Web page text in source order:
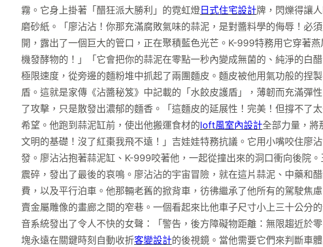
霧。它身上掛著「醋狂派大勝利」的霓虹燈 日式住宅設計牌，閃爍得讓
磨砂紙。「廖沾沾！你那充滿腐敗氣味的蒜泥，是對醬料學的侮辱！必
開，露出了一個巨大的管口，正在聚積藍色光芒。K-999特務用它穿著
機發酵物的！」「它會把你的蒜泥在零點一秒內變成無菌的、純淨的白
極限速度，從旁邊的麵粉堆中抓起了兩團麵皮。麵皮被他用氣功般的捏
盾。這就是家傳《沾醬秘笈》中記載的「水餃皮護盾」，薄韌而充滿彈
了攻擊，只是散發出濃郁的麵香。「這麵皮的延展性！完美！但撐不了
希望。他跑到蒜泥缸前，使出他搬運食材的loft風室內設計全部力量，將
文明的基礎！沒了紅棗我飛不遠！」吉娃娃特務抗議。它用小嘴咬住廖
發。廖沾沾抱著蒜泥缸、K-999咬著他，一起從撞出來的洞口衝向後院
震碎，發出了最後的哀鳴。廖沾沾的宇宙冒險，就在這片蒜泥、中藥和
費，以及平行泊車。他那輛老舊的掀背車，彷彿繼承了他所有的駕駛焦
賣金屬雕像的畫廊之間的窄巷。一個看起來比他車子尺寸小上三十公分的
音系統發出了令人不快的女聲：「警告，後方障礙物距離：無限趨近於零
塊永遠在關鍵時刻自動收折客變設計的後視鏡。當他需要它們來判斷車